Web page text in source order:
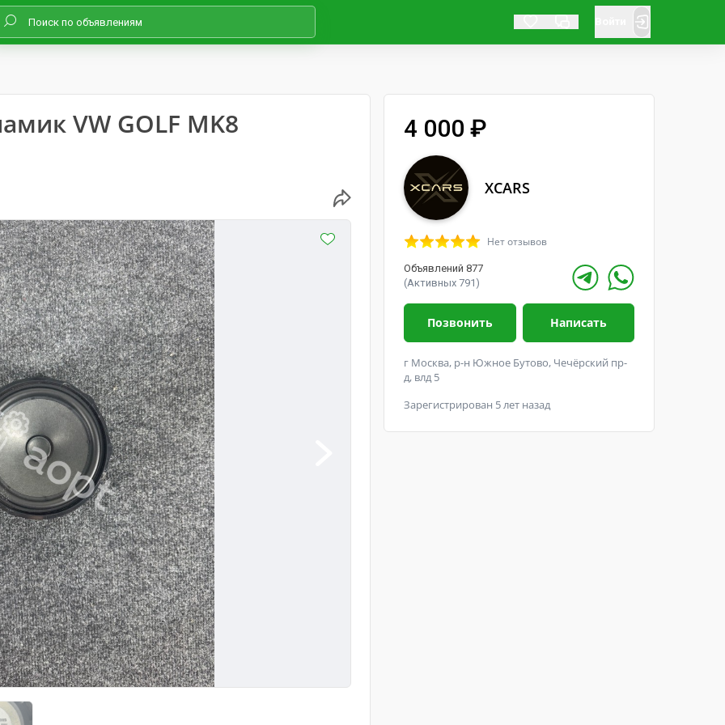
VW GOLF MK8 4 000 ₽
XCARS
Нет отзывов
Объявлений 877
(Активных 791)
Позвонить Написать
г Москва, р-н Южное Бутово, Чечёрский пр-
д, влд 5
Зарегистрирован 5 лет назад